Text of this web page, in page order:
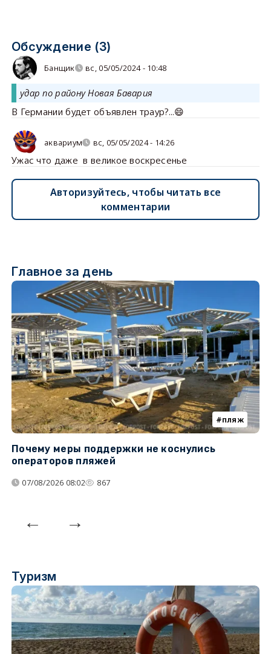
Обсуждение (3)
Банщик вс, 05/05/2024 - 10:48
удар по району Новая Бавария
В Германии будет объявлен траур?...😄
аквариум вс, 05/05/2024 - 14:26
Ужас что даже в великое воскресенье
Авторизуйтесь, чтобы читать все
комментарии
Главное за день
пляж
Почему меры поддержки не коснулись
операторов пляжей
07/08/2026 08:02 867
Туризм